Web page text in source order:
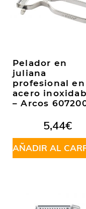
Pelador en
juliana
profesional en
acero
– Arcos
5,44€
AÑADIR AL